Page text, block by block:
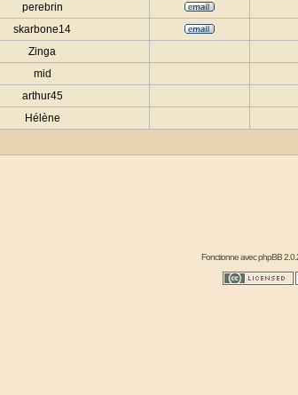
perebrin
skarbone14
Zinga
mid
arthur45
Hélène
Fonctionne avecphpBB